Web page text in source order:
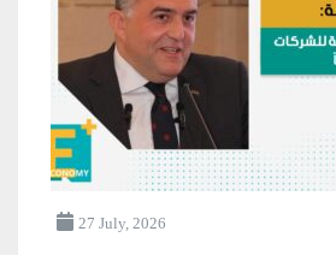
27 July, 2026